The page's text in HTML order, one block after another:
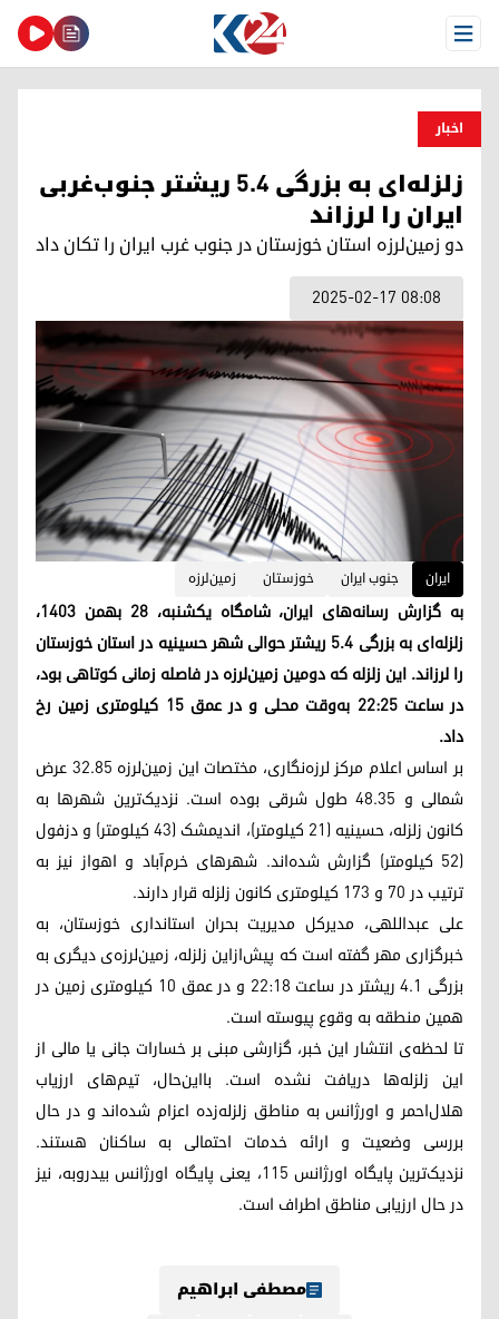
Open Menu
اخبار
زلزله‌ای به بزرگی ۵.۴ ریشتر جنوب‌غربی
ایران را لرزاند
دو زمین‌لرزه استان خوزستان در جنوب غرب ایران را تکان داد
2025-02-17 08:08
ایران جنوب ایران خوزستان زمین‌لرزه
به گزارش رسانه‌های ایران، شامگاه یکشنبه، ۲۸ بهمن ۱۴۰۳،
زلزله‌ای به بزرگی ۵.۴ ریشتر حوالی شهر حسینیه در استان خوزستان
را لرزاند. این زلزله که دومین زمین‌لرزه در فاصله زمانی کوتاهی بود،
در ساعت ۲۲:۲۵ به‌وقت محلی و در عمق ۱۵ کیلومتری زمین رخ
داد.
بر اساس اعلام مرکز لرزه‌نگاری، مختصات این زمین‌لرزه ۳۲.۸۵ عرض
شمالی و ۴۸.۳۵ طول شرقی بوده است. نزدیک‌ترین شهرها به
کانون زلزله، حسینیه (۲۱ کیلومتر)، اندیمشک (۴۳ کیلومتر) و دزفول
(۵۲ کیلومتر) گزارش شده‌اند. شهرهای خرم‌آباد و اهواز نیز به
ترتیب در ۷۰ و ۱۷۳ کیلومتری کانون زلزله قرار دارند.
علی عبداللهی، مدیرکل مدیریت بحران استانداری خوزستان، به
خبرگزاری مهر گفته است که پیش‌ازاین زلزله، زمین‌لرزه‌ی دیگری به
بزرگی ۴.۱ ریشتر در ساعت ۲۲:۱۸ و در عمق ۱۰ کیلومتری زمین در
همین منطقه به وقوع پیوسته است.
تا لحظه‌ی انتشار این خبر، گزارشی مبنی بر خسارات جانی یا مالی از
این زلزله‌ها دریافت نشده است. بااین‌حال، تیم‌های ارزیاب
هلال‌احمر و اورژانس به مناطق زلزله‌زده اعزام شده‌اند و در حال
بررسی وضعیت و ارائه خدمات احتمالی به ساکنان هستند.
نزدیک‌ترین پایگاه اورژانس ۱۱۵، یعنی پایگاه اورژانس بیدروبه، نیز
در حال ارزیابی مناطق اطراف است.
مصطفی ابراهیم